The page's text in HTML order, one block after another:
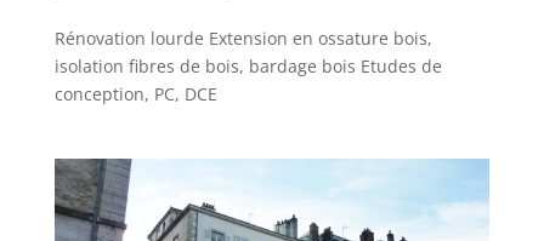
Rénovation lourde Extension en ossature bois,
isolation fibres de bois, bardage bois Etudes de
conception, PC, DCE